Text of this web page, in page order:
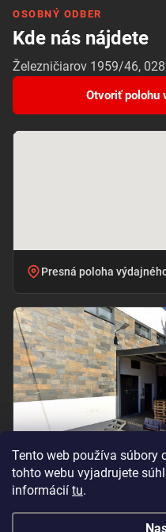
Tento web používa súbory
tohto webu vyjadrujete
informácií tu.
OSOBNÝ ODBER
Kde nás nájdete
Železničiarov 1959/46,
Otvoriť polohu
Presná poloha
Vchod pri označení